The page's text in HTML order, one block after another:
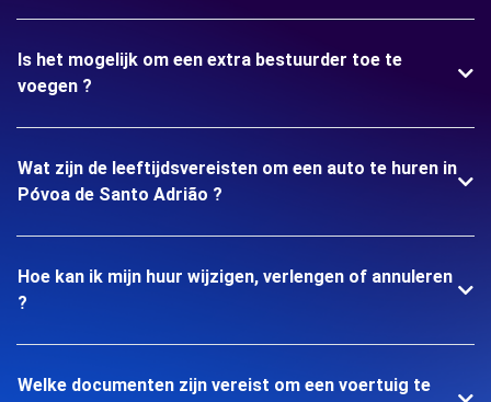
Is het mogelijk om een extra bestuurder toe te
voegen ?
Wat zijn de leeftijdsvereisten om een auto te huren in
Póvoa de Santo Adrião ?
Hoe kan ik mijn huur wijzigen, verlengen of annuleren
?
Welke documenten zijn vereist om een voertuig te